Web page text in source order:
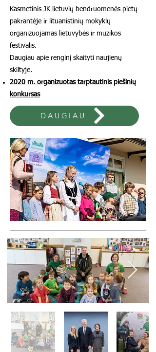
Kasmetinis JK lietuvių bendruomenės pietų
pakrantėje ir lituanistinių mokyklų
organizuojamas lietuvybės ir muzikos
festivalis.
Daugiau apie renginį skaityti naujienų
skiltyje.
2020 m. organizuotas tarptautinis piešinių
konkursas
DAUGIAU